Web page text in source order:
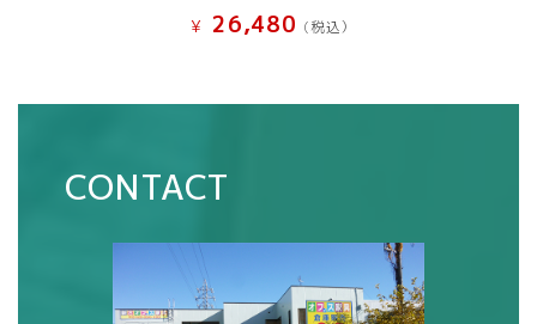
¥ 26,480 (税込）
CONTACT